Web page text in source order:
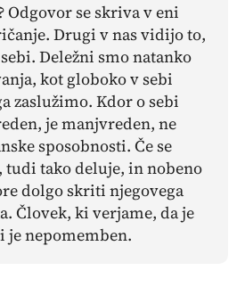
Odgovor se skriva v eni
Drugi v nas vidijo to,
Deležni smo natanko
kot globoko v sebi
zaslužimo. Kdor o sebi
je manjvreden, ne
sposobnosti. Če se
tako deluje, in nobeno
dolgo skriti njegovega
Človek, ki verjame, da je
je nepomemben.